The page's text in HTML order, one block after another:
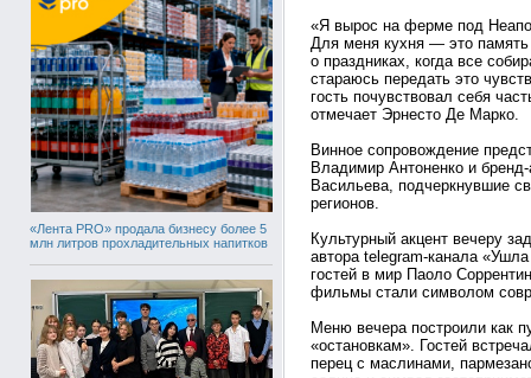
«Лента PRO» продала бизнесу более 5
млн литров прохладительных напитков
«Я вырос на ферме под
Для меня кухня — это память
о праздниках, когда все
стараюсь передать это
гость почувствовал себя
отмечает Эрнесто Де Марко.
Винное сопровождение
Владимир Антоненко и
Васильева, подчеркнувшие
регионов.
Культурный акцент вечеру
автора telegram-канала
гостей в мир Паоло
фильмы стали символом
Меню вечера построили как
«остановкам». Гостей
перец с маслинами,